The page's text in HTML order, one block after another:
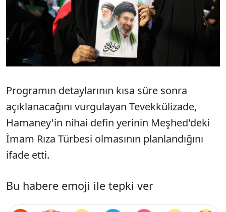
Programın detaylarının kısa süre sonra
açıklanacağını vurgulayan Tevekkülizade,
Hamaney'in nihai defin yerinin Meşhed'deki
İmam Rıza Türbesi olmasının planlandığını
ifade etti.
Bu habere emoji ile tepki ver